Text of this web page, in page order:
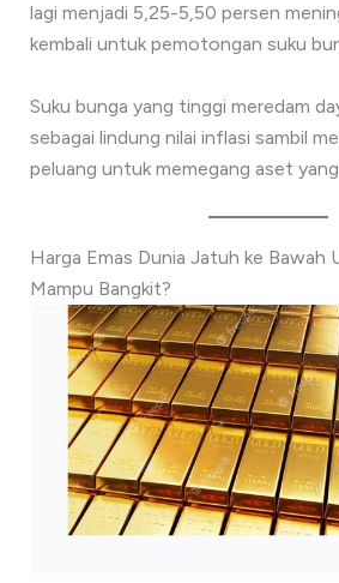
lagi menjadi 5,25-5,50 persen
kembali untuk pemotongan suku
Suku bunga yang tinggi meredam
sebagai lindung nilai inflasi sambil
peluang untuk memegang aset
Harga Emas Dunia Jatuh ke Bawah
Mampu Bangkit?